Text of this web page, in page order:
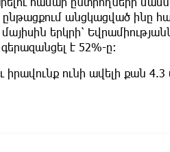
անցկացված ինը
երկրի՝
է 52%-ը։
իրավունք ունի ավելի քան